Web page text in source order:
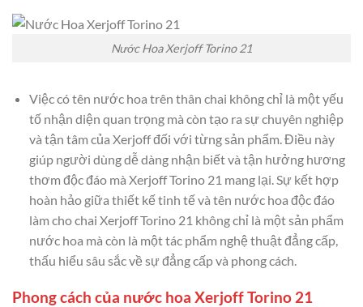
Nước Hoa Xerjoff Torino 21
Việc có tên nước hoa trên thân chai không chỉ là một yếu
tố nhận diện quan trọng mà còn tạo ra sự chuyên nghiệp
và tận tâm của Xerjoff đối với từng sản phẩm. Điều này
giúp người dùng dễ dàng nhận biết và tận hưởng hương
thơm độc đáo mà Xerjoff Torino 21 mang lại. Sự kết hợp
hoàn hảo giữa thiết kế tinh tế và tên nước hoa độc đáo
làm cho chai Xerjoff Torino 21 không chỉ là một sản phẩm
nước hoa mà còn là một tác phẩm nghệ thuật đẳng cấp,
thấu hiểu sâu sắc về sự đẳng cấp và phong cách.
Phong cách của nước hoa Xerjoff Torino 21